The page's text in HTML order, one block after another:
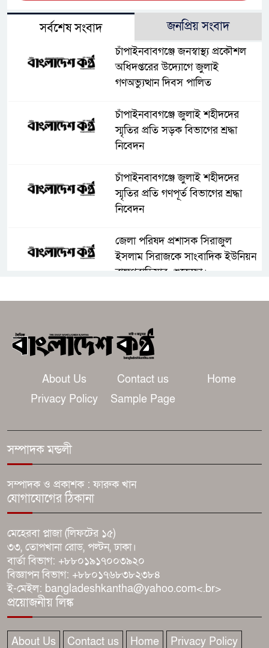
সর্বশেষ সংবাদ জনপ্রিয় সংবাদ
চাঁপাইনবাবগঞ্জে জনস্বাস্থ্য প্রকৌশল
অধিদপ্তরের উদ্যোগে জুলাই
গণঅভ্যুত্থান দিবস পালিত
চাঁপাইনবাবগঞ্জে জুলাই শহীদদের
স্মৃতির প্রতি সড়ক বিভাগের শ্রদ্ধা
নিবেদন
চাঁপাইনবাবগঞ্জে জুলাই শহীদদের
স্মৃতির প্রতি গণপূর্ত বিভাগের শ্রদ্ধা
নিবেদন
জেলা পরিষদ প্রশাসক সিরাজুল
ইসলাম সিরাজকে সাংবাদিক ইউনিয়ন
ব্রাহ্মণবাড়িয়ার শুভেচ্ছা।
মার্কিন হামলা হলে উপসাগরীয় জ্বালানি
ইরানের
ইসির হাতে ভোটার তালিকা; শিগগির
তফসিল
৫ সেপ্টেম্বর ঢাকা-চট্টগ্রাম লংমার্চের
ধামরাইয়ে মাদকবিরোধী ফুটবল
যে ডকুমেন্টারিতে আবু সাঈদের ছবি
নেই, সেটা কোনো ডকুমেন্টারি নয়:
ভারপ্রাপ্ত রাষ্ট্রপতি
ওএলইডি মনিটর আনলো গিগাবাইট
About Us Contact us
Home
Privacy Policy
Sample Page
সম্পাদক মন্ডলী
সম্পাদক ও প্রকাশক : ফারুক খান
যোগাযোগের ঠিকানা
মেহেরবা প্লাজা (লিফটের ১৫)
৩৩, তোপখানা রোড, পল্টন, ঢাকা।
বার্তা বিভাগ: +৮৮০১৯১৭০০৩৯২০
বিজ্ঞাপন বিভাগ: +৮৮০১৭৬৮৩৮২৩৮৪
ই-মেইল: bangladeshkantha@yahoo.com<.br>
প্রয়োজনীয় লিঙ্ক
About Us Contact us Home Privacy Policy